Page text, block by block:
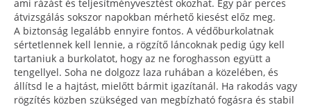
ami rázást és teljesítményvesztést okozhat. Egy pár perces
átvizsgálás sokszor napokban mérhető kiesést előz meg.
A biztonság legalább ennyire fontos. A védőburkolatnak
sértetlennek kell lennie, a rögzítő láncoknak pedig úgy kell
tartaniuk a burkolatot, hogy az ne foroghasson együtt a
tengellyel. Soha ne dolgozz laza ruhában a közelében, és
állítsd le a hajtást, mielőtt bármit igazítanál. Ha rakodás vagy
rögzítés közben szükséged van megbízható fogásra és stabil